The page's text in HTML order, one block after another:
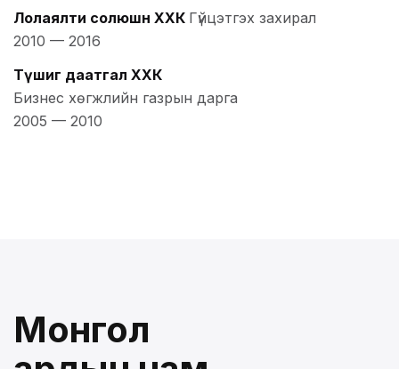
Лолаялти солюшн ХХК Гүйцэтгэх захирал
2010 — 2016
Түшиг даатгал ХХК
Бизнес хөгжлийн газрын дарга
2005 — 2010
Монгол